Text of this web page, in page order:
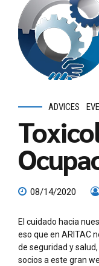
ADVICES
08/14/2020
El cuidado hacia
eso que en ARITAC
de seguridad y
socios a este gran